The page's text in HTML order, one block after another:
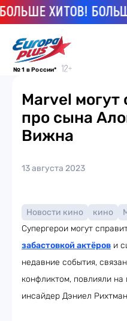
ХИТОВ!
№ 1 в России*
Marvel могут
про сына
Вижна
13 августа 2023
Новости кино кино
Супергерои могут
забастовкой актёров и
недавние события,
конфликтом, повлияли на
инсайдер Дэниел